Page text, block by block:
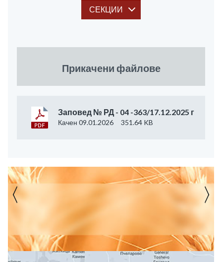
СЕКЦИИ
Прикачени файлове
Заповед № РД - 04 -363/17.12.2025 г
Качен 09.01.2026 351.64 KB